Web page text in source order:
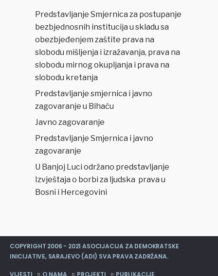
Predstavljanje Smjernica za postupanje
bezbjednosnih institucija u skladu sa
obezbjeđenjem zaštite prava na
slobodu mišljenja i izražavanja, prava na
slobodu mirnog okupljanja i prava na
slobodu kretanja
Predstavljanje smjernica i javno
zagovaranje u Bihaću
Javno zagovaranje
Predstavljanje Smjernica i javno
zagovaranje
U Banjoj Luci održano predstavljanje
Izvještaja o borbi za ljudska prava u
Bosni i Hercegovini
COPYRIGHT 2006 - 2021 ASOCIJACIJA ZA DEMOKRATSKE
INICIJATIVE, SARAJEVO (ADI) SVA PRAVA ZADRŽANA.
VIJESTI O NAMA PROJEKTI PUBLIKACIJE